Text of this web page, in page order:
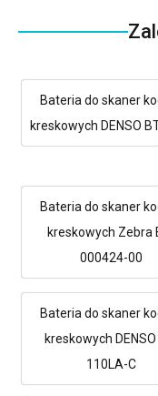
Bateria do skaner
kreskowych DENSO
Bateria do skaner
kreskowych Zebra
000424-00
Bateria do skaner
kreskowych DENSO
110LA-C